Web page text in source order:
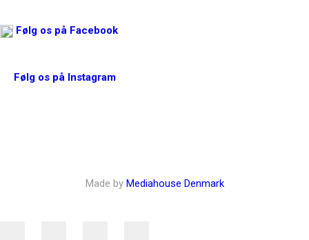
Følg os på Facebook
Følg os på Instagram
Made by Mediahouse Denmark